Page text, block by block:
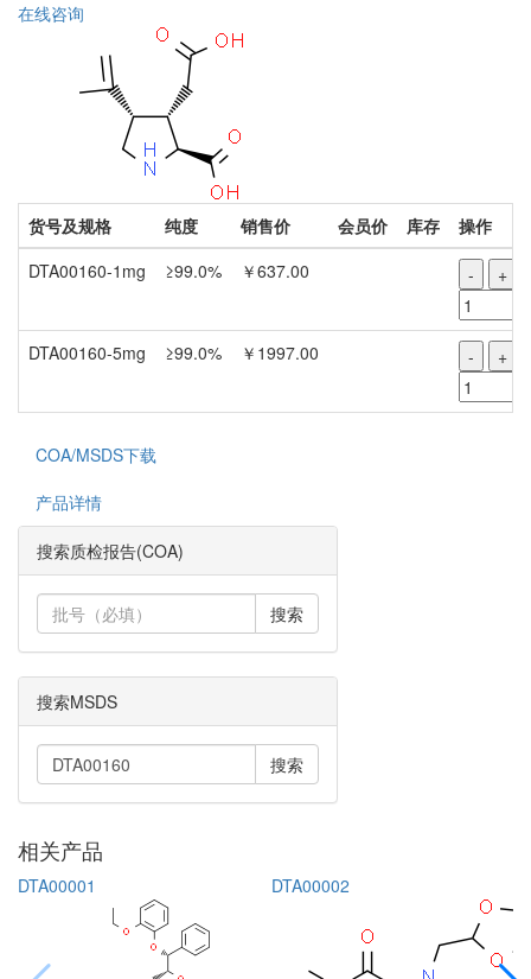
在线咨询
货号及规格 纯度 销售价 会员价 库存
操作
DTA00160-1mg
≥99.0% ￥637.00 - +
DTA00160-5mg ≥99.0% ￥1997.00 - +
COA/MSDS下载
产品详情
搜索质检报告(COA)
搜索
搜索MSDS
搜索
相关产品
DTA00001 DTA00002